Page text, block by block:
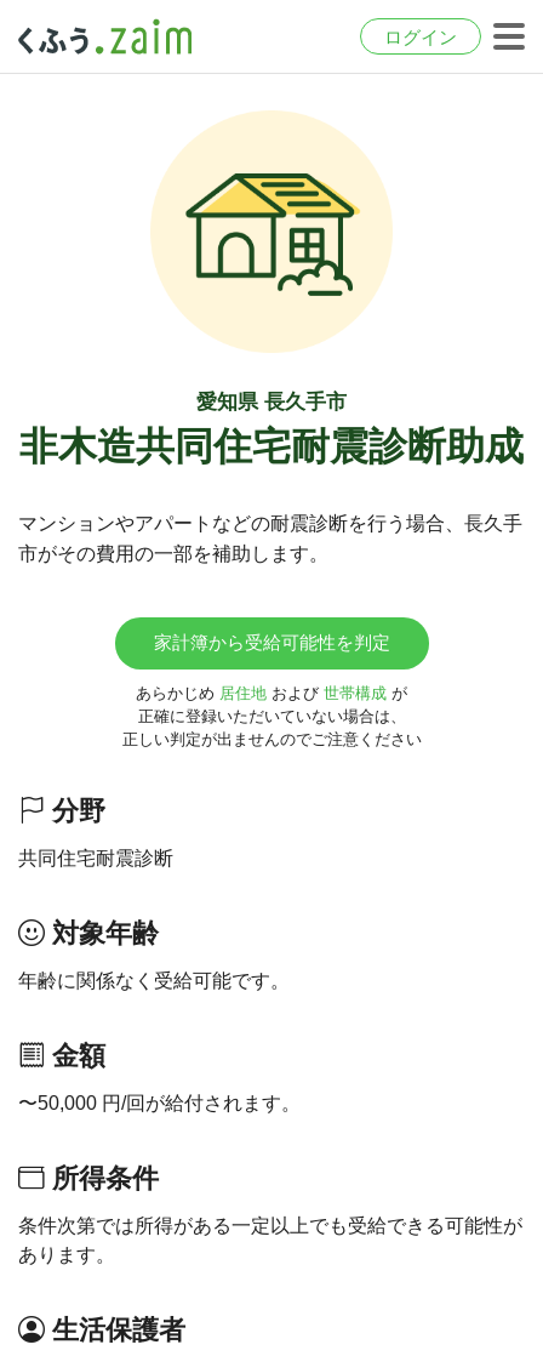
ログイン
愛知県 長久手市
非木造共同住宅耐震診断助成
マンションやアパートなどの耐震診断を行う場合、長久手
市がその費用の一部を補助します。
家計簿から受給可能性を判定
あらかじめ 居住地 および 世帯構成 が
正確に登録いただいていない場合は、
正しい判定が出ませんのでご注意ください
分野
共同住宅耐震診断
対象年齢
年齢に関係なく受給可能です。
金額
〜50,000 円/回が給付されます。
所得条件
条件次第では所得がある一定以上でも受給できる可能性が
あります。
生活保護者